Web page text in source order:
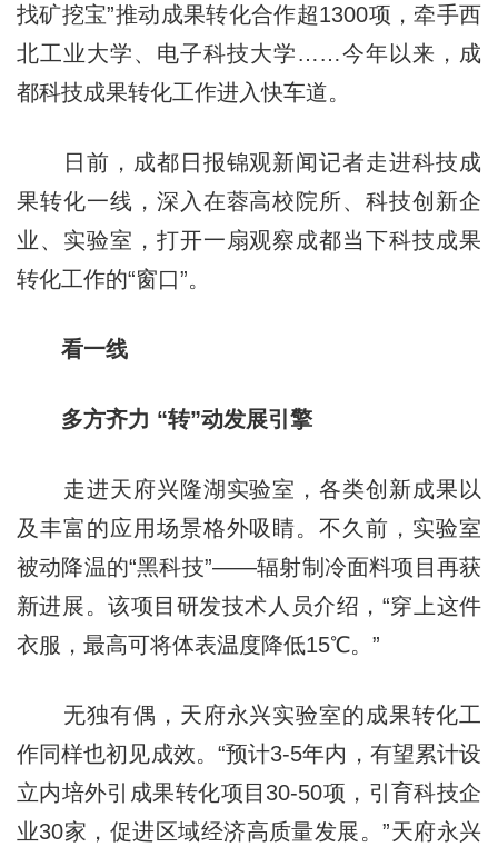
找矿挖宝”推动成果转化合作超1300项，牵手西
北工业大学、电子科技大学……今年以来，成
都科技成果转化工作进入快车道。
日前，成都日报锦观新闻记者走进科技成
果转化一线，深入在蓉高校院所、科技创新企
业、实验室，打开一扇观察成都当下科技成果
转化工作的“窗口”。
看一线
多方齐力 “转”动发展引擎
走进天府兴隆湖实验室，各类创新成果以
及丰富的应用场景格外吸睛。不久前，实验室
被动降温的“黑科技”——辐射制冷面料项目再获
新进展。该项目研发技术人员介绍，“穿上这件
衣服，最高可将体表温度降低15℃。”
无独有偶，天府永兴实验室的成果转化工
作同样也初见成效。“预计3-5年内，有望累计设
立内培外引成果转化项目30-50项，引育科技企
业30家，促进区域经济高质量发展。”天府永兴